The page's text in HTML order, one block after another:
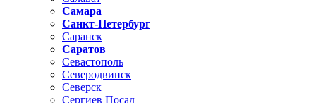
Самара
Санкт-Петербург
Саранск
Саратов
Севастополь
Северодвинск
Северск
Сергиев Посад